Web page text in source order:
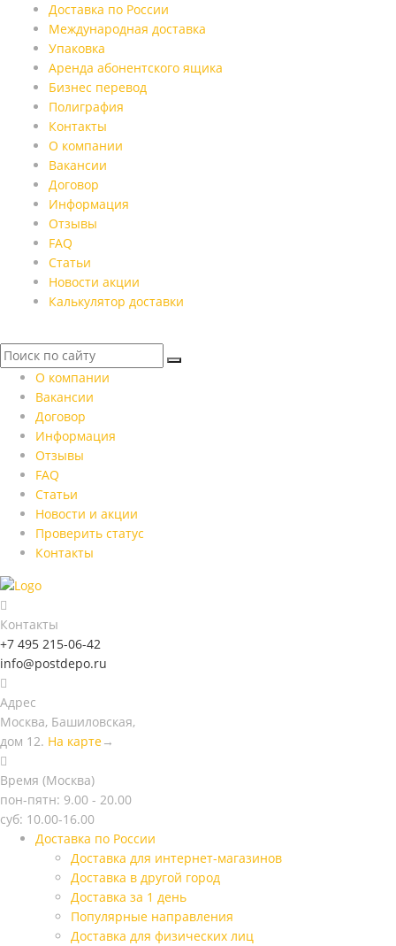
Доставка по России
Международная доставка
Упаковка
Аренда абонентского ящика
Бизнес перевод
Полиграфия
Контакты
О компании
Вакансии
Договор
Информация
Отзывы
FAQ
Статьи
Новости акции
Калькулятор доставки
О компании
Вакансии
Договор
Информация
Отзывы
FAQ
Статьи
Новости и акции
Проверить статус
Контакты
Контакты
+7 495 215-06-42
info@postdepo.ru
Адрес
Москва, Башиловская,
дом 12. На карте→
Время (Москва)
пон-пятн: 9.00 - 20.00
суб: 10.00-16.00
Доставка по России
Доставка для интернет-магазинов
Доставка в другой город
Доставка за 1 день
Популярные направления
Доставка для физических лиц